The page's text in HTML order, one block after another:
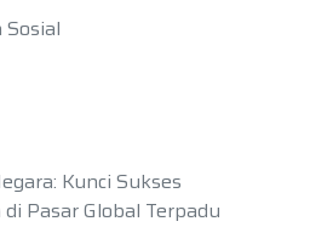
Kunci Sukses
Pasar Global Terpadu